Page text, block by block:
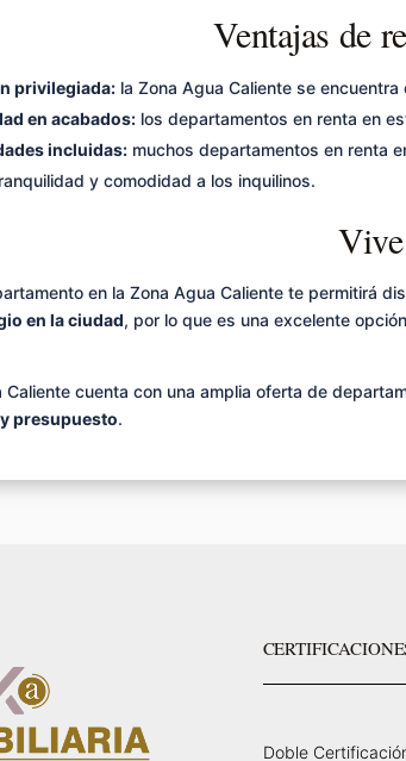
Ventajas de
privilegiada:la Zona Agua Caliente se
en acabados:los departamentos en renta en
incluidas:muchos departamentos en renta
y comodidad a los inquilinos.
en la Zona Agua Caliente te permitirá
en la ciudad, por lo que es una excelente
Caliente cuenta con una amplia oferta de
presupuesto.
Doble